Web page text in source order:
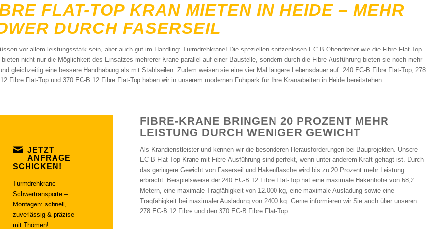
FLAT-TOP KRAN MIETEN IN HEIDE – MEHR
DURCH FASERSEIL
vor allem leistungsstark sein, aber auch gut im Handling: Turmdrehkrane! Die speziellen spitzenlosen EC-B Obendreher wie die Fibre Flat-Top
bieten nicht nur die Möglichkeit des Einsatzes mehrerer Krane parallel auf einer Baustelle, sondern durch die Fibre-Ausführung bieten sie noch mehr
gleichzeitig eine bessere Handhabung als mit Stahlseilen. Zudem weisen sie eine vier Mal längere Lebensdauer auf. 240 EC-B Fibre Flat-Top, 278
Fibre Flat-Top und 370 EC-B 12 Fibre Flat-Top haben wir in unserem modernen Fuhrpark für Ihre Kranarbeiten in Heide bereitstehen.
JETZT
ANFRAGE
SCHICKEN!
Turmdrehkrane –
Schwertransporte –
Montagen: schnell,
zuverlässig & präzise
mit Thömen!
FIBRE-KRANE BRINGEN 20 PROZENT MEHR
LEISTUNG DURCH WENIGER GEWICHT
Als Krandienstleister und kennen wir die besonderen Herausforderungen bei Bauprojekten. Unsere
EC-B Flat Top Krane mit Fibre-Ausführung sind perfekt, wenn unter anderem Kraft gefragt ist. Durch
das geringere Gewicht von Faserseil und Hakenflasche wird bis zu 20 Prozent mehr Leistung
erbracht. Beispielsweise der 240 EC-B 12 Fibre Flat-Top hat eine maximale Hakenhöhe von 68,2
Metern, eine maximale Tragfähigkeit von 12.000 kg, eine maximale Ausladung sowie eine
Tragfähigkeit bei maximaler Ausladung von 2400 kg. Gerne informieren wir Sie auch über unseren
278 EC-B 12 Fibre und den 370 EC-B Fibre Flat-Top.